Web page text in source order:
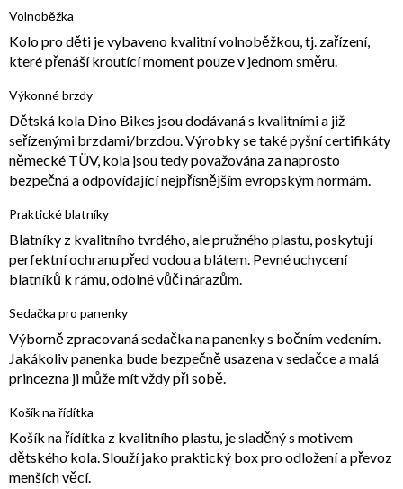
Volnoběžka
Kolo pro děti je vybaveno kvalitní volnoběžkou, tj. zařízení,
které přenáší kroutící moment pouze v jednom směru.
Výkonné brzdy
Dětská kola Dino Bikes jsou dodávaná s kvalitními a již
seřízenými brzdami/brzdou. Výrobky se také pyšní certifikáty
německé TÜV, kola jsou tedy považována za naprosto
bezpečná a odpovídající nejpřísnějším evropským normám.
Praktické blatníky
Blatníky z kvalitního tvrdého, ale pružného plastu, poskytují
perfektní ochranu před vodou a blátem. Pevné uchycení
blatníků k rámu, odolné vůči nárazům.
Sedačka pro panenky
Výborně zpracovaná sedačka na panenky s bočním vedením.
Jakákoliv panenka bude bezpečně usazena v sedačce a malá
princezna ji může mít vždy při sobě.
Košík na řídítka
Košík na řídítka z kvalitního plastu, je sladěný s motivem
dětského kola. Slouží jako praktický box pro odložení a převoz
menších věcí.